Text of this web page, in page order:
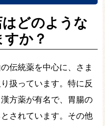
どのような
か？
伝統薬を中心に、さま
扱っています。特に反
方薬が有名で、胃腸の
されています。その他